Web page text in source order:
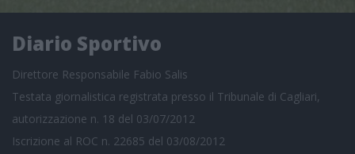
Diario Sportivo
Direttore Responsabile Fabio Salis
Testata giornalistica registrata presso il Tribunale di Cagliari,
autorizzazione n. 18 del 03/07/2012
Iscrizione al ROC n. 22685 del 03/08/2012